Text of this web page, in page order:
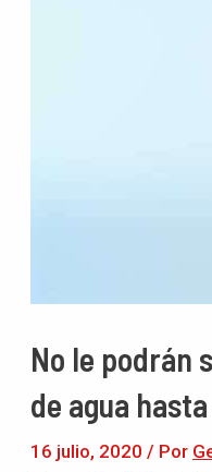
No le podrán
de agua
16 julio, 2020 / Por